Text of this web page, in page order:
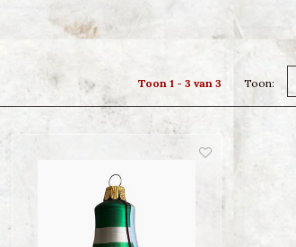
Toon 1 - 3 van 3 Toon: